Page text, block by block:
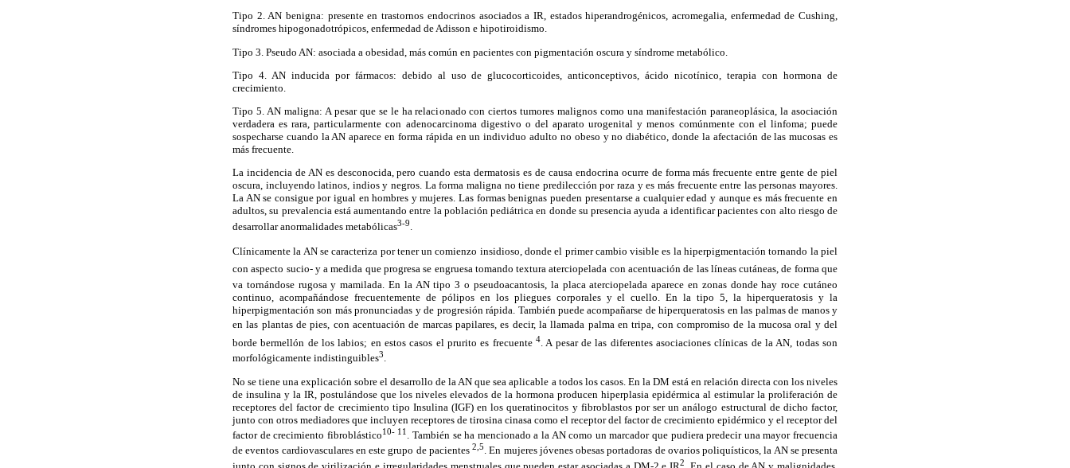
Tipo 2. AN benigna: presente en trastornos endocrinos asociados a IR, estados hiperandrogénicos, acromegalia, enfermedad de Cushing,
síndromes hipogonadotrópicos, enfermedad de Adisson e hipotiroidismo.
Tipo 3. Pseudo AN: asociada a obesidad, más común en pacientes con pigmentación oscura y síndrome metabólico.
Tipo 4. AN inducida por fármacos: debido al uso de glucocorticoides, anticonceptivos, ácido nicotínico, terapia con hormona de
crecimiento.
Tipo 5. AN maligna: A pesar que se le ha relacionado con ciertos tumores malignos como una manifestación paraneoplásica, la asociación
verdadera es rara, particularmente con adenocarcinoma digestivo o del aparato urogenital y menos comúnmente con el linfoma; puede
sospecharse cuando la AN aparece en forma rápida en un individuo adulto no obeso y no diabético, donde la afectación de las mucosas es
más frecuente.
La incidencia de AN es desconocida, pero cuando esta dermatosis es de causa endocrina ocurre de forma más frecuente entre gente de piel
oscura, incluyendo latinos, indios y negros. La forma maligna no tiene predilección por raza y es más frecuente entre las personas mayores.
La AN se consigue por igual en hombres y mujeres. Las formas benignas pueden presentarse a cualquier edad y aunque es más frecuente en
adultos, su prevalencia está aumentando entre la población pediátrica en donde su presencia ayuda a identificar pacientes con alto riesgo de
desarrollar anormalidades metabólicas3-9
Clínicamente la AN se caracteriza por tener un comienzo insidioso, donde el primer cambio visible es la hiperpigmentación tornando la piel
con aspecto sucio- y a medida que progresa se engruesa tomando textura aterciopelada con acentuación de las líneas cutáneas, de forma que
va tornándose rugosa y mamilada. En la AN tipo 3 o pseudoacantosis, la placa aterciopelada aparece en zonas donde hay roce cutáneo
continuo, acompañándose frecuentemente de pólipos en los pliegues corporales y el cuello. En la tipo 5, la hiperqueratosis y la
hiperpigmentación son más pronunciadas y de progresión rápida. También puede acompañarse de hiperqueratosis en las palmas de manos y
en las plantas de pies, con acentuación de marcas papilares, es decir, la llamada palma en tripa, con compromiso de la mucosa oral y del
borde bermellón de los labios; en estos casos el prurito es frecuente 4. A pesar de las diferentes asociaciones clínicas de la AN, todas son
morfológicamente indistinguibles3.
No se tiene una explicación sobre el desarrollo de la AN que sea aplicable a todos los casos. En la DM está en relación directa con los niveles
de insulina y la IR, postulándose que los niveles elevados de la hormona producen hiperplasia epidérmica al estimular la proliferación de
receptores del factor de crecimiento tipo Insulina (IGF) en los queratinocitos y fibroblastos por ser un análogo estructural de dicho factor,
junto con otros mediadores que incluyen receptores de tirosina cinasa como el receptor del factor de crecimiento epidérmico y el receptor del
factor de crecimiento fibroblástico10- 11
. También se ha mencionado a la AN como un marcador que pudiera predecir una mayor frecuencia
de eventos cardiovasculares en este grupo de pacientes 2,5. En mujeres jóvenes obesas portadoras de ovarios poliquísticos, la AN se presenta
2